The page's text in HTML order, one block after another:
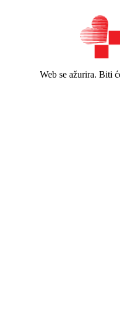
Web se ažurira. Biti